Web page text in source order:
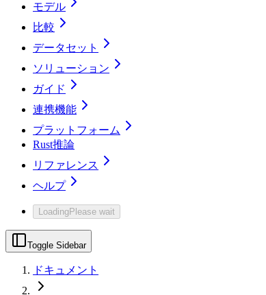
モデル
比較
データセット
ソリューション
ガイド
連携機能
プラットフォーム
Rust推論
リファレンス
ヘルプ
LoadingPlease wait
Toggle Sidebar
ドキュメント